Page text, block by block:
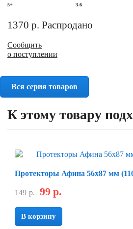
5+
3-6
1370 р. Распродано
Сообщить
о поступлении
Вся серия товаров
К этому товару
Протекторы Афина 56х87 мм
149 р. 99 р.
В корзину